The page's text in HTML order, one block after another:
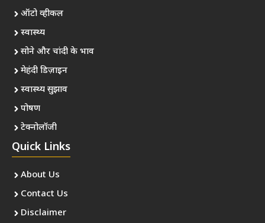
ऑटो व्हीकल
स्वास्थ्य
सोने और चांदी के भाव
मेहंदी डिज़ाइन
स्वास्थ्य सुझाव
पोषण
टेक्नोलॉजी
Quick Links
About Us
Contact Us
Disclaimer